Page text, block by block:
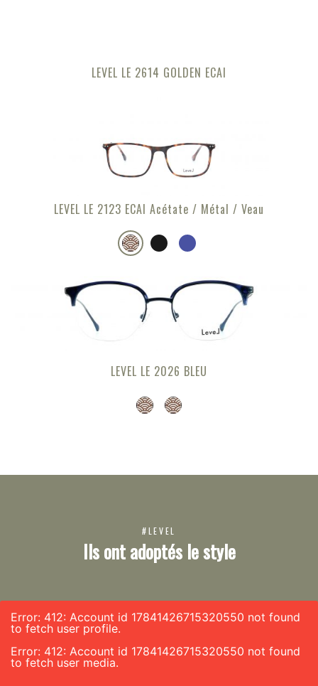
LEVEL LE 2614 GOLDEN ECAI
LEVEL LE 2123 ECAI Acétate / Métal / Veau
LEVEL LE 2026 BLEU
#LEVEL
Ils ont adoptés le style
Error: 412: Account id 17841426715320550 not found
to fetch user profile.
Error: 412: Account id 17841426715320550 not found
to fetch user media.